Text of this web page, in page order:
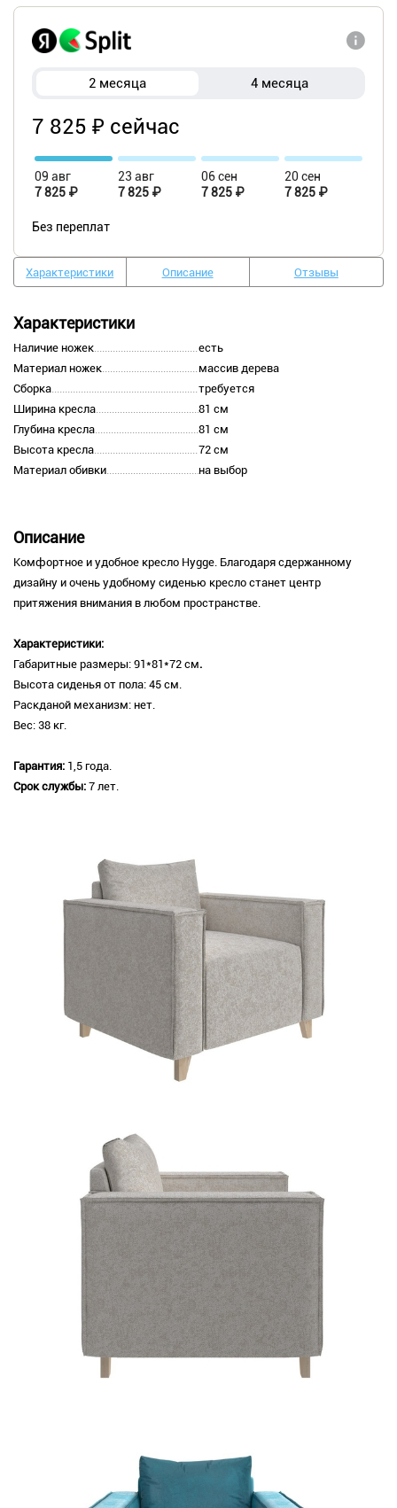
2 месяца 4 месяца
7 825 ₽ сейчас
09 авг
7 825 ₽
23 авг
7 825 ₽
06 сен
7 825 ₽
20 сен
7 825 ₽
Без переплат
Характеристики Описание Отзывы
Характеристики
Наличие ножек
есть
Материал ножек
массив дерева
Сборка
требуется
Ширина кресла
81 см
Глубина кресла
81 см
Высота кресла
72 см
Материал обивки
на выбор
Описание
Комфортное и удобное кресло Hygge. Благодаря сдержанному
дизайну и очень удобному сиденью кресло станет центр
притяжения внимания в любом пространстве.
Характеристики:
Габаритные размеры: 91*81*72 см.
Высота сиденья от пола: 45 см.
Раскданой механизм: нет.
Вес: 38 кг.
Гарантия: 1,5 года.
Срок службы: 7 лет.